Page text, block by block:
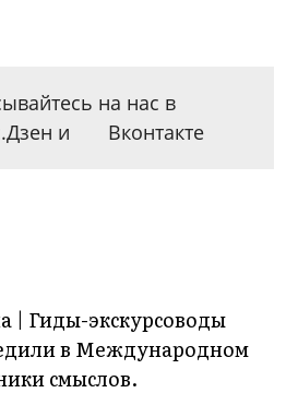
на нас в
и Вконтакте